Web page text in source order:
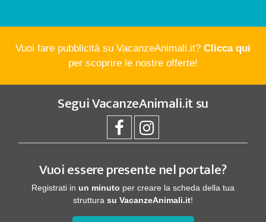
Vuoi fare pubblicità su VacanzeAnimali.it? Clicca qui
per scoprire le nostre offerte!
SeguiVacanzeAnimali.itsu
Vuoi essere presente nel portale?
Registrati in un minuto per creare la scheda della tua
struttura su VacanzeAnimali.it!